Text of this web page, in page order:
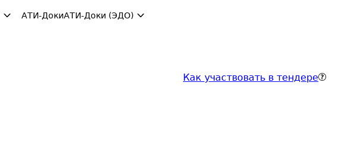
АТИ-ДокиАТИ-Доки (ЭДО)
Как участвовать в тендере